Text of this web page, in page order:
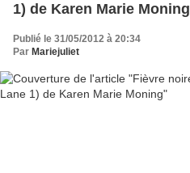
1) de Karen Marie Moning
Publié le 31/05/2012 à 20:34
Par Mariejuliet